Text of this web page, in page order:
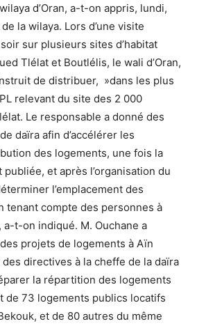
d’Oran, a-t-on appris, lundi,
la wilaya. Lors d’une visite
sur plusieurs sites d’habitat
Tlélat et Boutlélis, le wali d’Oran,
de distribuer, »dans les plus
relevant du site des 2 000
Le responsable a donné des
daïra afin d’accélérer les
des logements, une fois la
et après l’organisation du
l’emplacement des
tenant compte des personnes à
t-on indiqué. M. Ouchane a
projets de logements à Aïn
des directives à la cheffe de la daïra
la répartition des logements
de 73 logements publics locatifs
et de 80 autres du même